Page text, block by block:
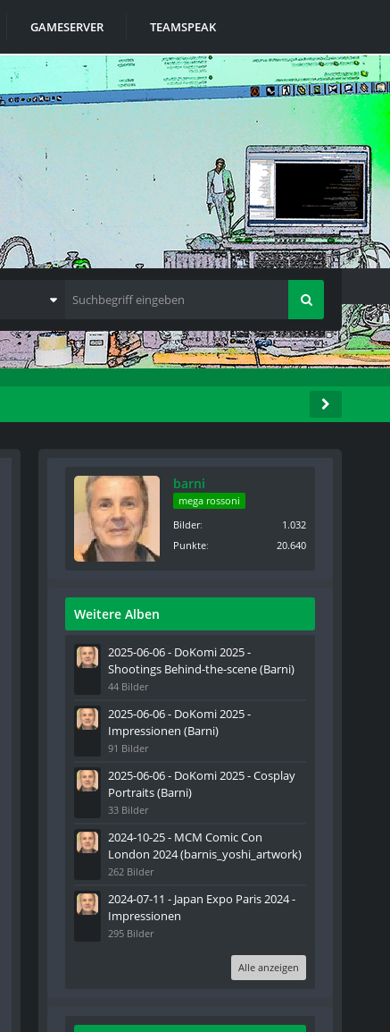
GAMESERVER TEAMSPEAK
barni
mega rossoni
Bilder
1.032
Punkte
20.640
Weitere Alben
2025-06-06 - DoKomi 2025 -
Shootings Behind-the-scene (Barni)
44 Bilder
2025-06-06 - DoKomi 2025 -
Impressionen (Barni)
91 Bilder
2025-06-06 - DoKomi 2025 - Cosplay
Portraits (Barni)
33 Bilder
2024-10-25 - MCM Comic Con
London 2024 (barnis_yoshi_artwork)
262 Bilder
2024-07-11 - Japan Expo Paris 2024 -
Impressionen
295 Bilder
Alle anzeigen